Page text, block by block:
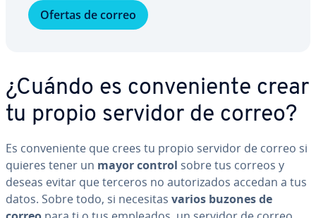
Ofertas de correo
¿Cuándo es co­n­ve­nie­n­te crear
tu propio servidor de correo?
Es co­n­ve­nie­n­te que crees tu propio servidor de correo si
quieres tener un mayor control sobre tus correos y
deseas evitar que terceros no au­to­ri­za­dos accedan a tus
datos. Sobre todo, si necesitas varios buzones de